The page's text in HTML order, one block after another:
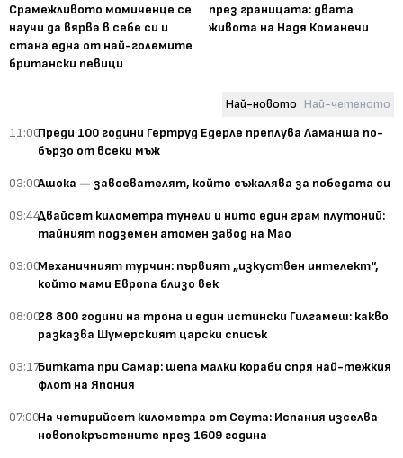
Срамежливото момиченце се
научи да вярва в себе си и
стана една от най-големите
британски певици
през границата: двата
живота на Надя Команечи
Най-новото Най-четеното
11:00Преди 100 години Гертруд Едерле преплува Ламанша по-
бързо от всеки мъж
03:00Ашока — завоевателят, който съжалява за победата си
09:44Двайсет километра тунели и нито един грам плутоний:
тайният подземен атомен завод на Мао
03:00Механичният турчин: първият „изкуствен интелект“,
който мами Европа близо век
08:0028 800 години на трона и един истински Гилгамеш: какво
разказва Шумерският царски списък
03:17Битката при Самар: шепа малки кораби спря най-тежкия
флот на Япония
07:00На четирийсет километра от Сеута: Испания изселва
новопокръстените през 1609 година